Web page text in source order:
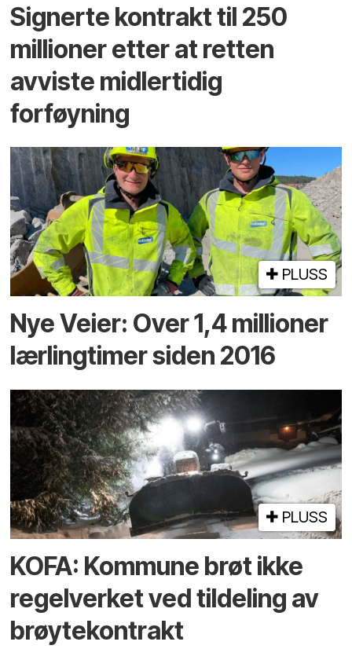
Signerte kontrakt til 250
millioner etter at retten
avviste midlertidig
forføyning
PLUSS
Nye Veier: Over 1,4 millioner
lærlingtimer siden 2016
PLUSS
KOFA: Kommune brøt ikke
regelverket ved tildeling av
brøytekontrakt